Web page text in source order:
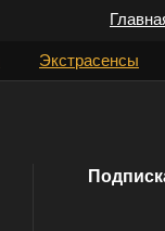
Экстрасенсы